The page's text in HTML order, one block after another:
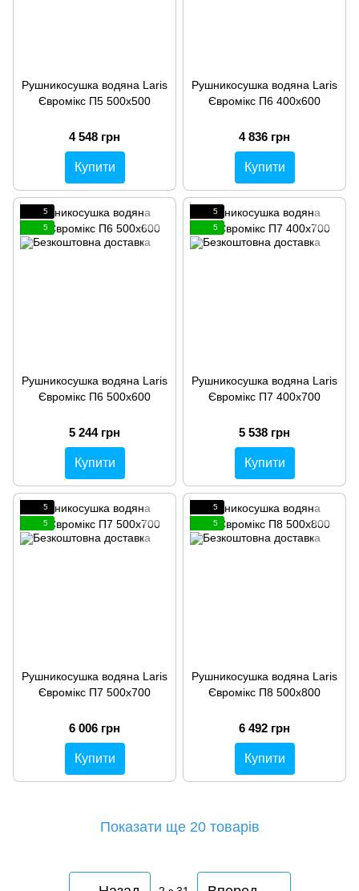
Рушникосушка водяна Laris
Євромікс П5 500х500
4 548 грн
Купити
Рушникосушка водяна Laris
Євромікс П6 400х600
4 836 грн
Купити
5
5
Рушникосушка водяна Laris
Євромікс П6 500х600
5 244 грн
Купити
5
5
Рушникосушка водяна Laris
Євромікс П7 400х700
5 538 грн
Купити
5
5
Рушникосушка водяна Laris
Євромікс П7 500х700
6 006 грн
Купити
5
5
Рушникосушка водяна Laris
Євромікс П8 500х800
6 492 грн
Купити
Показати ще 20 товарів